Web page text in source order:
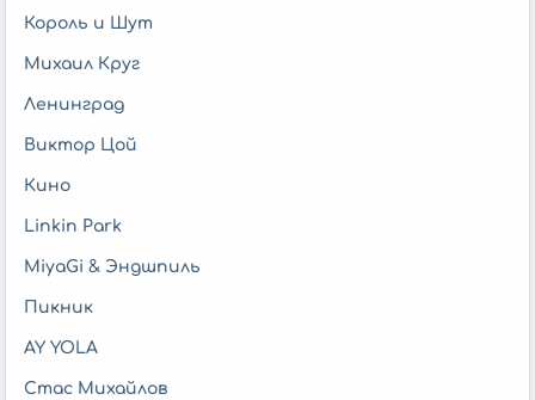
Король и Шут
Михаил Круг
Ленинград
Виктор Цой
Кино
Linkin Park
MiyaGi & Эндшпиль
Пикник
AY YOLA
Стас Михайлов